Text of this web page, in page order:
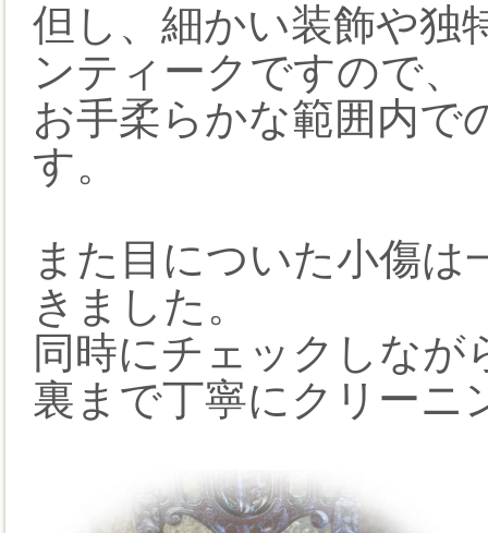
但し、細かい装飾や独
ンティークですので、
お手柔らかな範囲内で
す。
また目についた小傷は
きました。
同時にチェックしなが
裏まで丁寧にクリーニ